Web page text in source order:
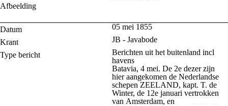
Afbeelding
Datum
05 mei 1855
Krant
JB - Javabode
Type bericht
Berichten uit het buitenland incl
havens
Batavia, 4 mei. De 2e dezer zijn
hier aangekomen de Nederlandse
schepen ZEELAND, kapt. T. de
Winter, de 12e januari vertrokken
van Amsterdam, en